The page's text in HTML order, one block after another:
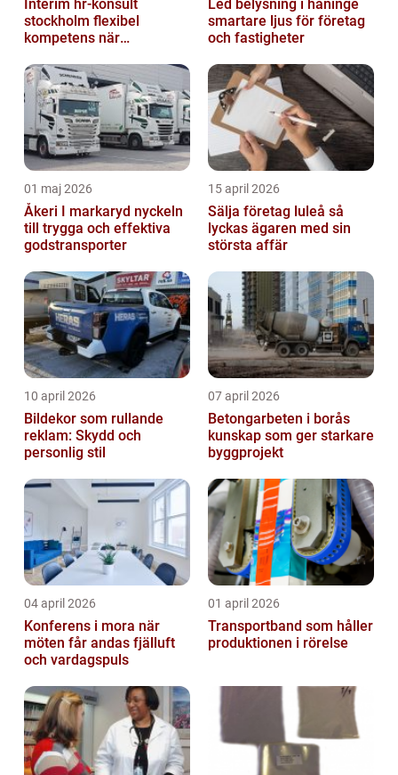
Interim hr-konsult
stockholm flexibel
kompetens när
stöd
Led belysning i haninge
smartare ljus för företag
och fastigheter
01 maj 2026
Åkeri I markaryd nyckeln
till trygga och effektiva
godstransporter
15 april 2026
Sälja företag luleå så
lyckas ägaren med sin
största affär
10 april 2026
Bildekor som rullande
reklam: Skydd och
personlig stil
07 april 2026
Betongarbeten i borås
kunskap som ger starkare
byggprojekt
04 april 2026
Konferens i mora när
möten får andas fjälluft
och vardagspuls
01 april 2026
Transportband som håller
produktionen i rörelse